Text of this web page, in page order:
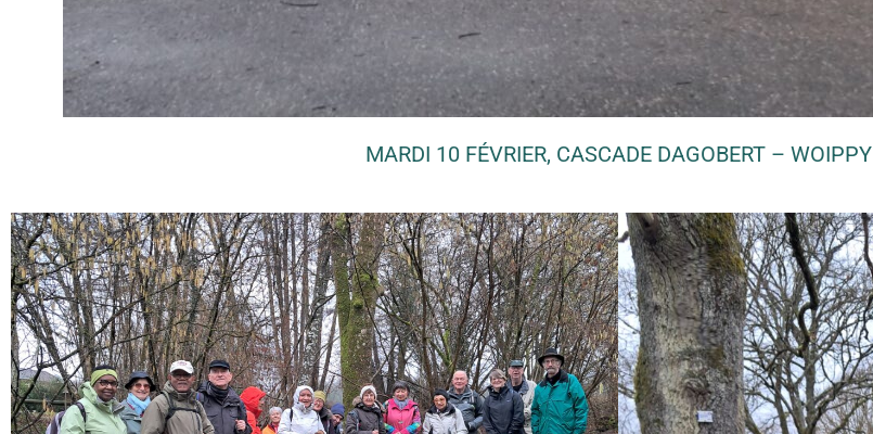
MARDI 10 FÉVRIER, CASCADE DAGOBERT – WOIPPY